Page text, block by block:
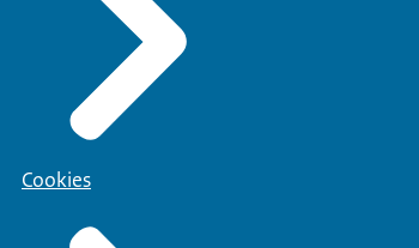
Cookies